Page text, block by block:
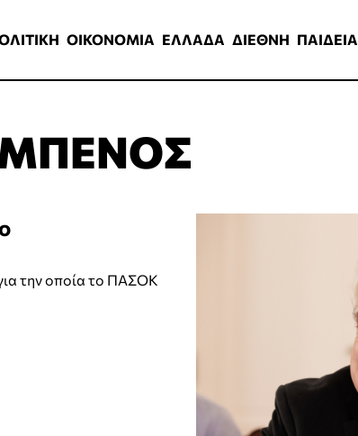
ΟΙΚΟΝΟΜΙΑ ΕΛΛΑΔΑ ΔΙΕΘΝΗ ΠΑΙΔΕΙΑ
την οποία το ΠΑΣΟΚ